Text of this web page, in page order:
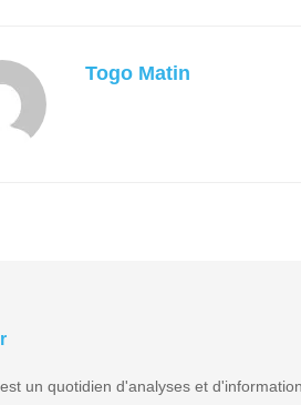
Togo Matin
un quotidien d'analyses et